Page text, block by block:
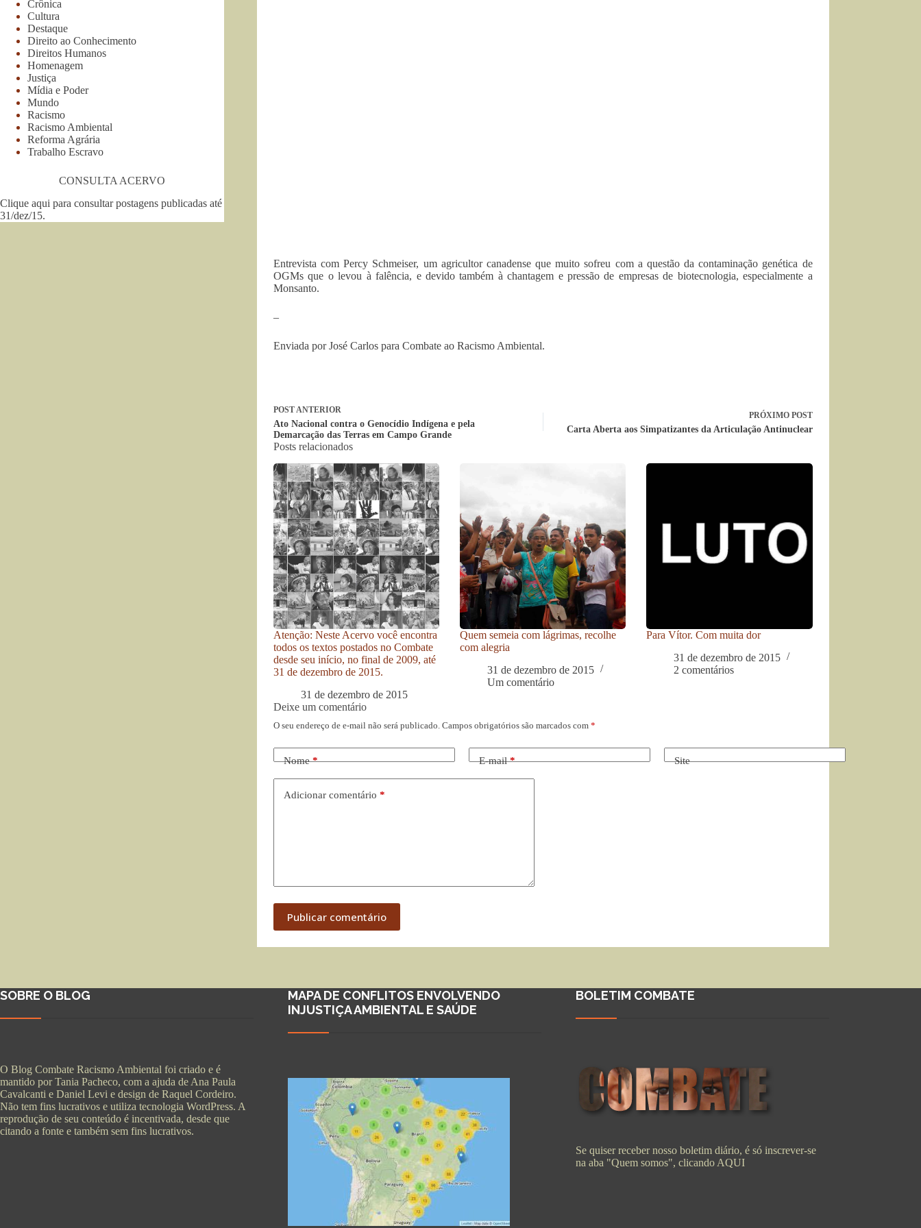
Entrevista com Percy Schmeiser, um agricultor canadense que muito sofreu com a questão da contaminação genética de
OGMs que o levou à falência, e devido também à chantagem e pressão de empresas de biotecnologia, especialmente a
Monsanto.
–
Enviada por José Carlos para Combate ao Racismo Ambiental.
POSTANTERIOR
Ato Nacional contra o Genocídio Indígena e pela
Demarcação das Terras em Campo Grande
PRÓXIMO POST
Carta Aberta aos Simpatizantes da Articulação Antinuclear
Posts relacionados
Atenção: Neste Acervo você encontra
todos os textos postados no Combate
desde seu início, no final de 2009, até
31 de dezembro de 2015.
31 de dezembro de 2015
Quem semeia com lágrimas, recolhe
com alegria
31 de dezembro de 2015
Um comentário
Para Vítor. Com muita dor
31 de dezembro de 2015
2 comentários
Deixe um comentário
O seu endereço de e-mail não será publicado. Campos obrigatórios são marcados com *
Nome* E-mail* Site
Adicionar comentário *
Publicar comentário
Crônica
Cultura
Destaque
Direito ao Conhecimento
Direitos Humanos
Homenagem
Justiça
Mídia e Poder
Mundo
Racismo
Racismo Ambiental
Reforma Agrária
Trabalho Escravo
CONSULTA ACERVO
Clique aqui para consultar postagens publicadas até
31/dez/15.
SOBRE O BLOG
O Blog Combate Racismo Ambiental foi criado e é
mantido por Tania Pacheco, com a ajuda de Ana Paula
Cavalcanti e Daniel Levi e design de Raquel Cordeiro.
Não tem fins lucrativos e utiliza tecnologia WordPress. A
reprodução de seu conteúdo é incentivada, desde que
citando a fonte e também sem fins lucrativos.
MAPA DE CONFLITOS ENVOLVENDO
INJUSTIÇA AMBIENTAL E SAÚDE
BOLETIM COMBATE
Se quiser receber nosso boletim diário, é só inscrever-se
na aba "Quem somos", clicando AQUI